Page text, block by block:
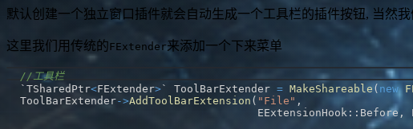
默认创建一个独立窗口插件就会自动生成一个工具栏的插件按钮, 当然
这里我们用传统的FExtender来添加一个下来菜单
//工具栏
`TSharedPtr<FExtender> ` ToolBarExtender = MakeShareable ( new
ToolBarExtender->AddToolBarExtension ( "File" ,
                                     EExtensionHook
:: Before ,